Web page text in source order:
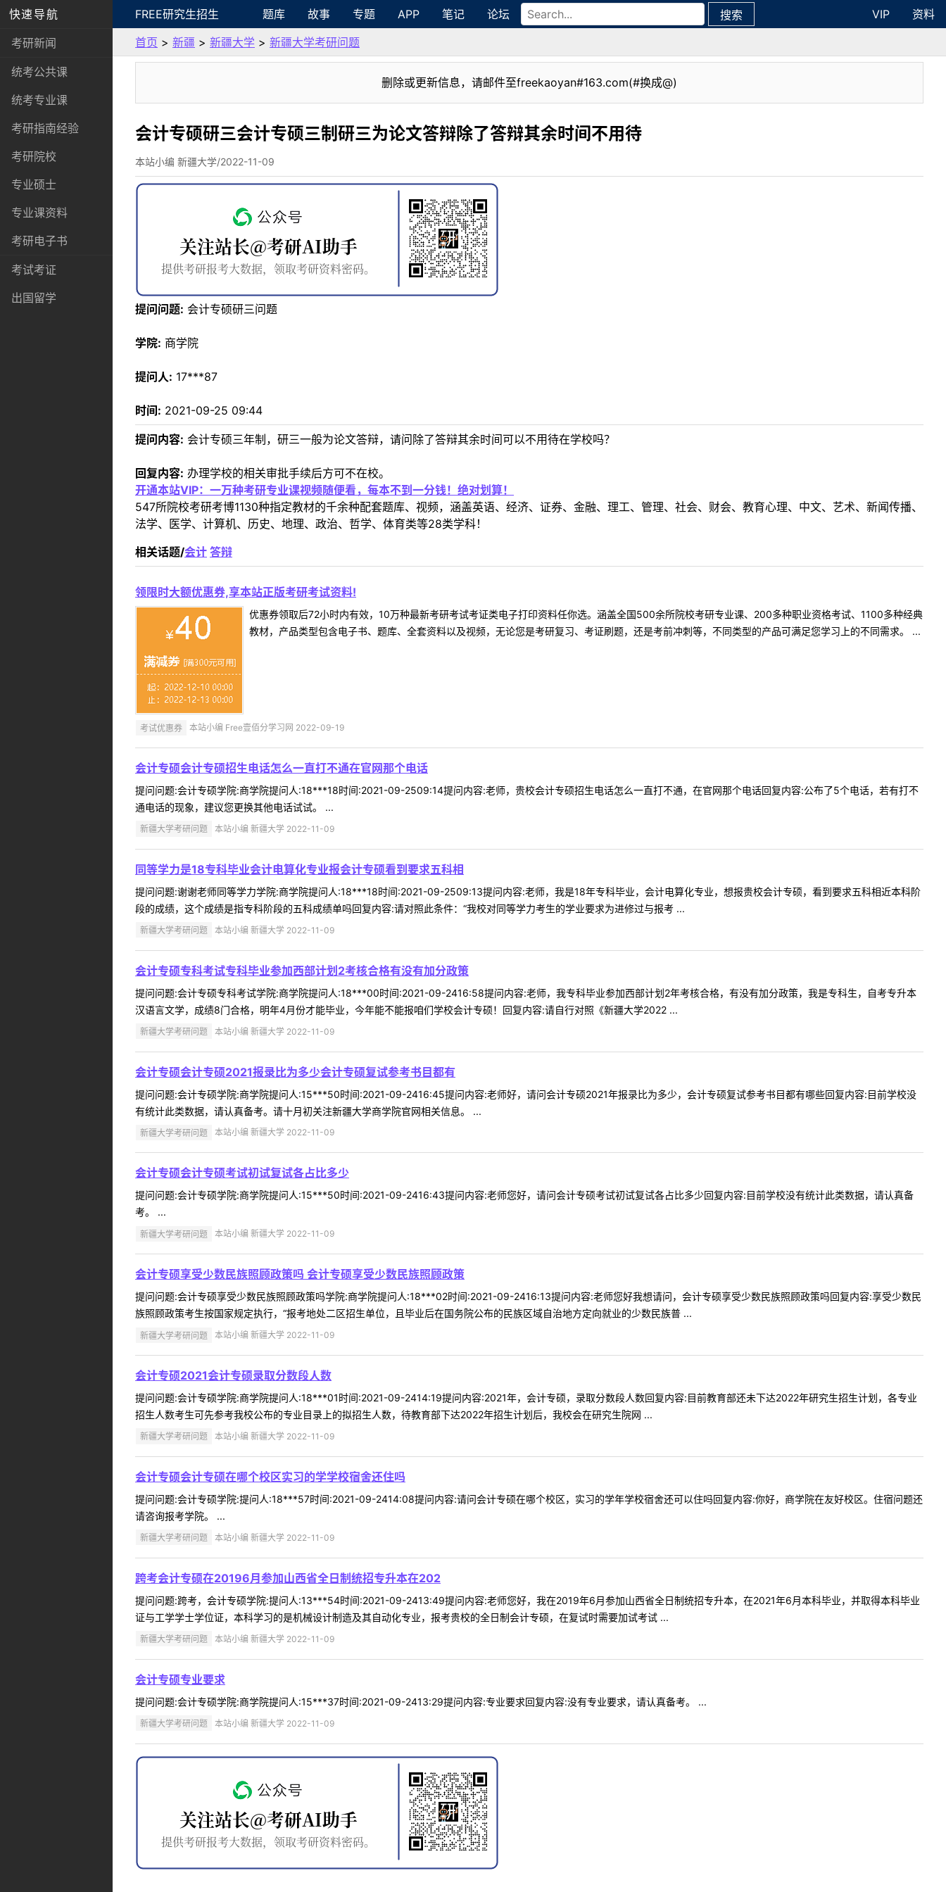
快速导航
考研新闻
统考公共课
统考专业课
考研指南经验
考研院校
专业硕士
专业课资料
考研电子书
考试考证
出国留学
FREE研究生招生 题库 故事 专题 APP 笔记 论坛 搜索 VIP
资料
首页 > 新疆 > 新疆大学 > 新疆大学考研问题
删除或更新信息，请邮件至freekaoyan#163.com(#换成@)
会计专硕研三会计专硕三制研三为论文答辩除了答辩其余时间不用待
本站小编 新疆大学/2022-11-09
提问问题: 会计专硕研三问题
学院: 商学院
提问人: 17***87
时间: 2021-09-25 09:44
提问内容: 会计专硕三年制，研三一般为论文答辩，请问除了答辩其余时间可以不用待在学校吗？
回复内容: 办理学校的相关审批手续后方可不在校。
开通本站VIP：一万种考研专业课视频随便看，每本不到一分钱！绝对划算！
547所院校考研考博1130种指定教材的千余种配套题库、视频，涵盖英语、经济、证券、金融、理工、管理、社会、财会、教育心理、中文、艺术、新闻传播、
法学、医学、计算机、历史、地理、政治、哲学、体育类等28类学科！
相关话题/会计 答辩
领限时大额优惠券,享本站正版考研考试资料!
优惠券领取后72小时内有效，10万种最新考研考试考证类电子打印资料任你选。涵盖全国500余所院校考研专业课、200多种职业资格考试、1100多种经典
教材，产品类型包含电子书、题库、全套资料以及视频，无论您是考研复习、考证刷题，还是考前冲刺等，不同类型的产品可满足您学习上的不同需求。 ...
考试优惠券 本站小编 Free壹佰分学习网 2022-09-19
会计专硕会计专硕招生电话怎么一直打不通在官网那个电话
提问问题:会计专硕学院:商学院提问人:18***18时间:2021-09-2509:14提问内容:老师，贵校会计专硕招生电话怎么一直打不通，在官网那个电话回复内容:公布了5个电话，若有打不
通电话的现象，建议您更换其他电话试试。 ...
新疆大学考研问题 本站小编 新疆大学 2022-11-09
同等学力是18专科毕业会计电算化专业报会计专硕看到要求五科相
提问问题:谢谢老师同等学力学院:商学院提问人:18***18时间:2021-09-2509:13提问内容:老师，我是18年专科毕业，会计电算化专业，想报贵校会计专硕，看到要求五科相近本科阶
段的成绩，这个成绩是指专科阶段的五科成绩单吗回复内容:请对照此条件：“我校对同等学力考生的学业要求为进修过与报考 ...
新疆大学考研问题 本站小编 新疆大学 2022-11-09
会计专硕专科考试专科毕业参加西部计划2考核合格有没有加分政策
提问问题:会计专硕专科考试学院:商学院提问人:18***00时间:2021-09-2416:58提问内容:老师，我专科毕业参加西部计划2年考核合格，有没有加分政策，我是专科生，自考专升本
汉语言文学，成绩8门合格，明年4月份才能毕业，今年能不能报咱们学校会计专硕！回复内容:请自行对照《新疆大学2022 ...
新疆大学考研问题 本站小编 新疆大学 2022-11-09
会计专硕会计专硕2021报录比为多少会计专硕复试参考书目都有
提问问题:会计专硕学院:商学院提问人:15***50时间:2021-09-2416:45提问内容:老师好，请问会计专硕2021年报录比为多少，会计专硕复试参考书目都有哪些回复内容:目前学校没
有统计此类数据，请认真备考。请十月初关注新疆大学商学院官网相关信息。 ...
新疆大学考研问题 本站小编 新疆大学 2022-11-09
会计专硕会计专硕考试初试复试各占比多少
提问问题:会计专硕学院:商学院提问人:15***50时间:2021-09-2416:43提问内容:老师您好，请问会计专硕考试初试复试各占比多少回复内容:目前学校没有统计此类数据，请认真备
考。 ...
新疆大学考研问题 本站小编 新疆大学 2022-11-09
会计专硕享受少数民族照顾政策吗 会计专硕享受少数民族照顾政策
提问问题:会计专硕享受少数民族照顾政策吗学院:商学院提问人:18***02时间:2021-09-2416:13提问内容:老师您好我想请问，会计专硕享受少数民族照顾政策吗回复内容:享受少数民
族照顾政策考生按国家规定执行，“报考地处二区招生单位，且毕业后在国务院公布的民族区域自治地方定向就业的少数民族普 ...
新疆大学考研问题 本站小编 新疆大学 2022-11-09
会计专硕2021会计专硕录取分数段人数
提问问题:会计专硕学院:商学院提问人:18***01时间:2021-09-2414:19提问内容:2021年，会计专硕，录取分数段人数回复内容:目前教育部还未下达2022年研究生招生计划，各专业
招生人数考生可先参考我校公布的专业目录上的拟招生人数，待教育部下达2022年招生计划后，我校会在研究生院网 ...
新疆大学考研问题 本站小编 新疆大学 2022-11-09
会计专硕会计专硕在哪个校区实习的学学校宿舍还住吗
提问问题:会计专硕学院:提问人:18***57时间:2021-09-2414:08提问内容:请问会计专硕在哪个校区，实习的学年学校宿舍还可以住吗回复内容:你好，商学院在友好校区。住宿问题还
请咨询报考学院。 ...
新疆大学考研问题 本站小编 新疆大学 2022-11-09
跨考会计专硕在20196月参加山西省全日制统招专升本在202
提问问题:跨考，会计专硕学院:提问人:13***54时间:2021-09-2413:49提问内容:老师您好，我在2019年6月参加山西省全日制统招专升本，在2021年6月本科毕业，并取得本科毕业
证与工学学士学位证，本科学习的是机械设计制造及其自动化专业，报考贵校的全日制会计专硕，在复试时需要加试考试 ...
新疆大学考研问题 本站小编 新疆大学 2022-11-09
会计专硕专业要求
提问问题:会计专硕学院:商学院提问人:15***37时间:2021-09-2413:29提问内容:专业要求回复内容:没有专业要求，请认真备考。 ...
新疆大学考研问题 本站小编 新疆大学 2022-11-09